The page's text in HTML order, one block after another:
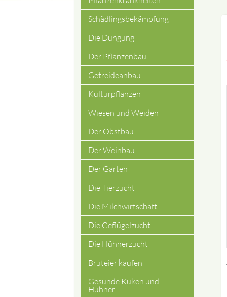
Schädlingsbekämpfung
Die Düngung
Der Pflanzenbau
Getreideanbau
Kulturpflanzen
Wiesen und Weiden
Der Obstbau
Der Weinbau
Der Garten
Die Tierzucht
Die Milchwirtschaft
Die Geflügelzucht
Die Hühnerzucht
Bruteier kaufen
Gesunde Küken und
Hühner